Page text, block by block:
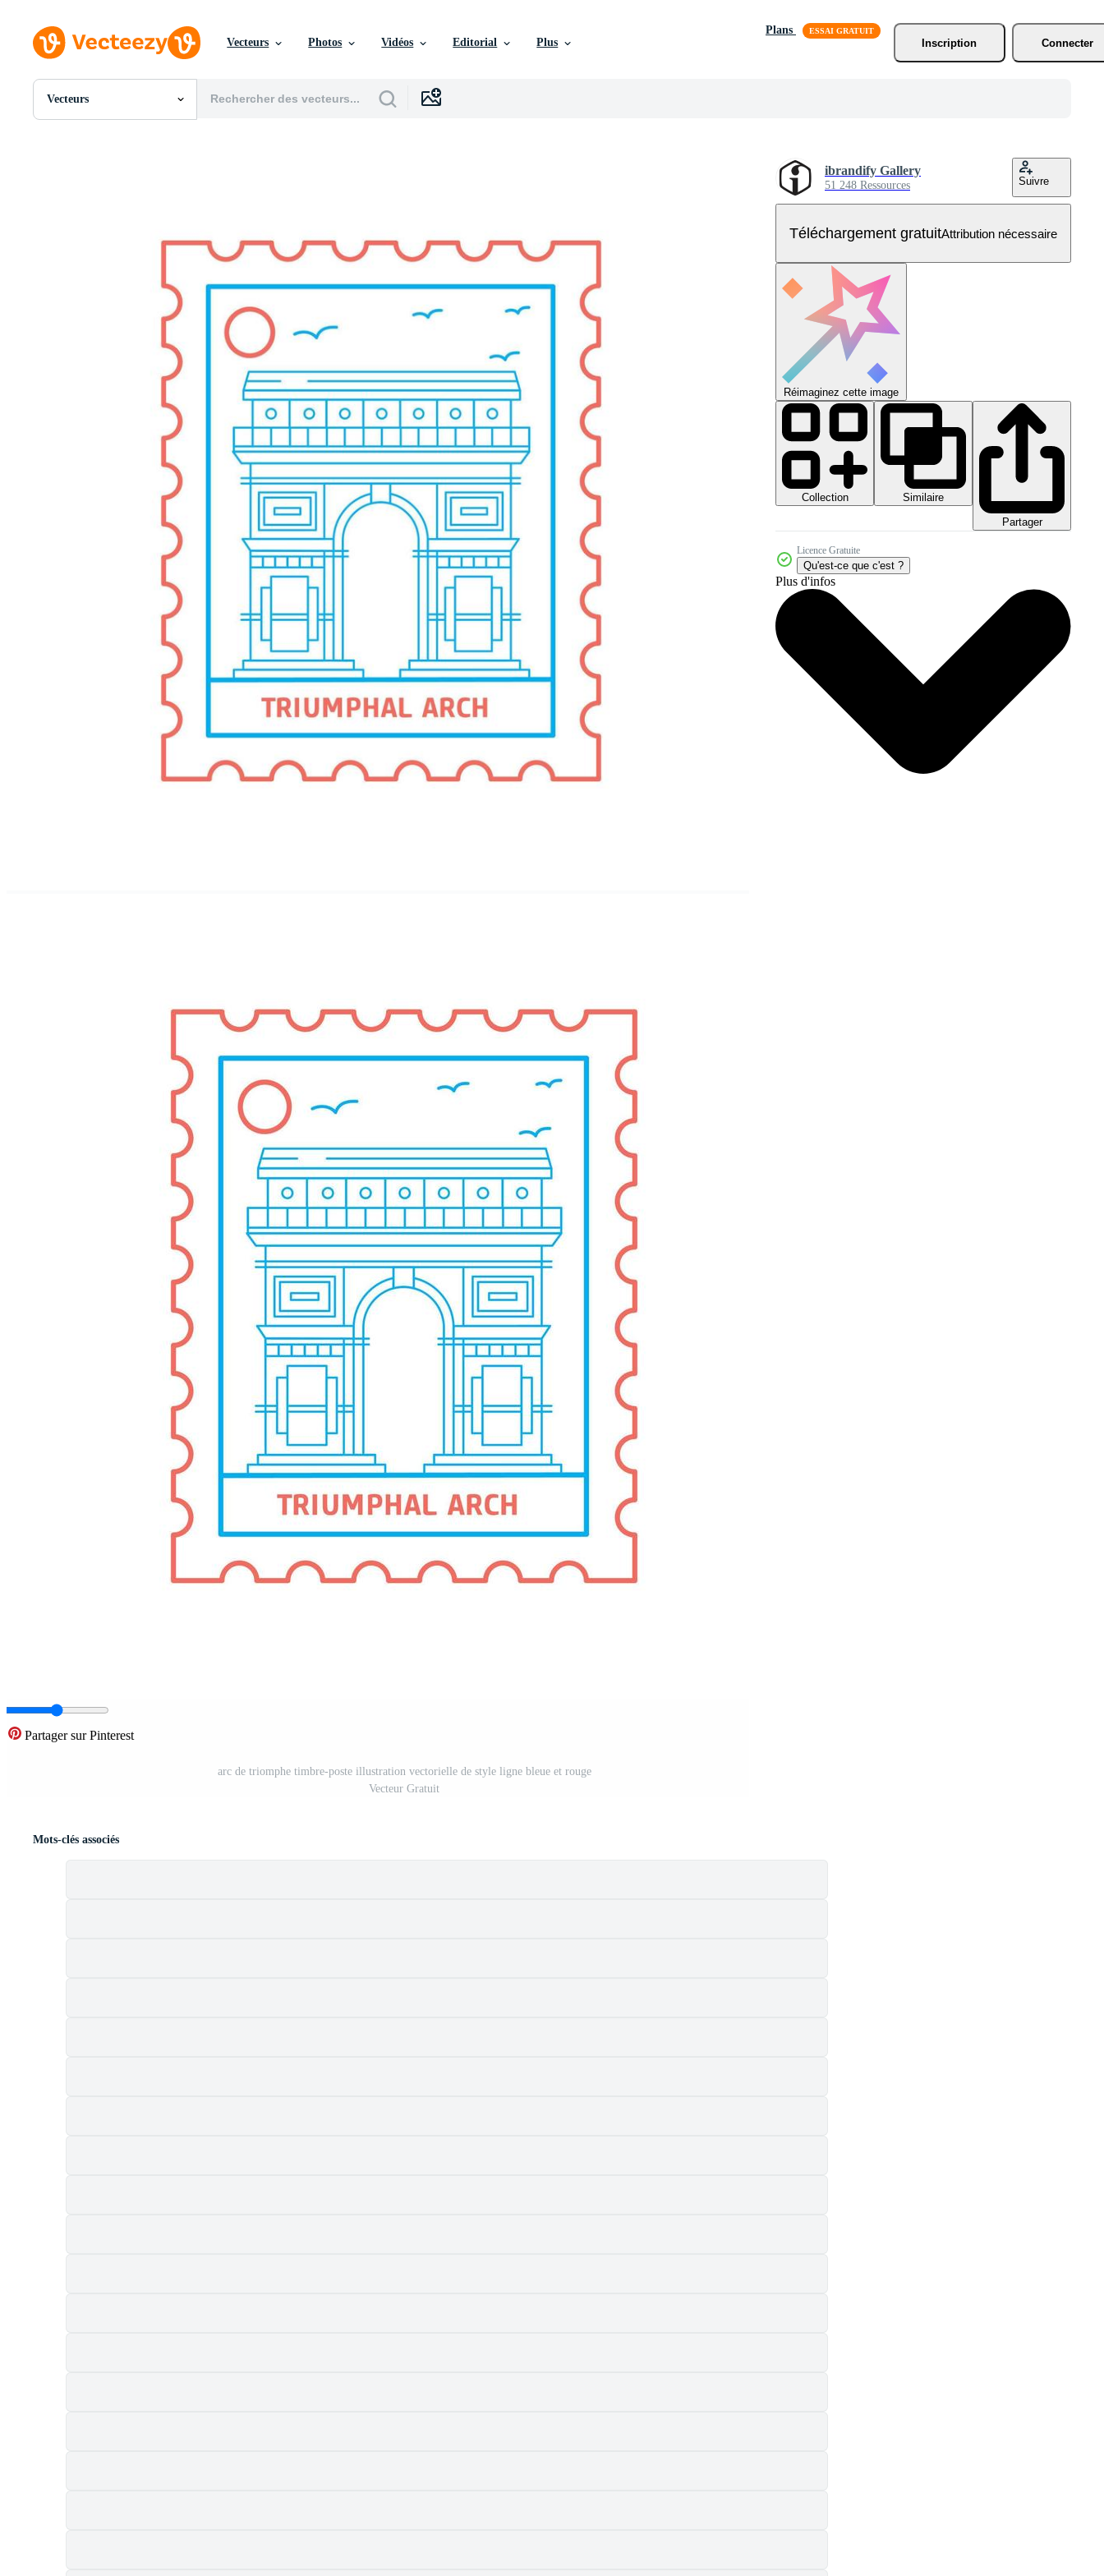
Vecteurs Photos Vidéos Editorial Plus
Plans
Inscription
Connecter
Vecteurs
Toutes Images
Événements Éditoriaux
Partager sur Pinterest
arc de triomphe timbre-poste illustration vectorielle de style ligne bleue et rouge
Vecteur Gratuit
ibrandify Gallery
51 248 Ressources Suivre
Téléchargement gratuitAttribution nécessaire
Réimaginez cette image
Collection
Similaire
Partager
Licence Gratuite
Qu'est-ce que c'est ?
Plus d'infos
Mots-clés associés